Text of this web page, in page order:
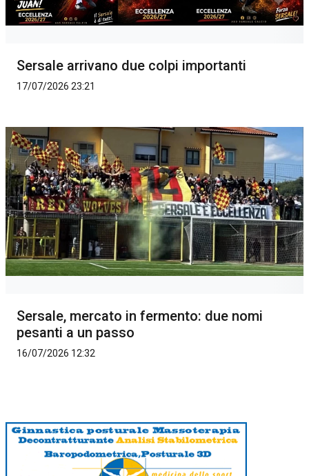
Sersale arrivano due colpi importanti
17/07/2026 23:21
Sersale, mercato in fermento: due nomi
pesanti a un passo
16/07/2026 12:32